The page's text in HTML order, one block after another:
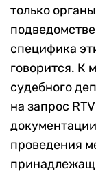
только
специфика
говорится. К
судебного
на запрос
проведения